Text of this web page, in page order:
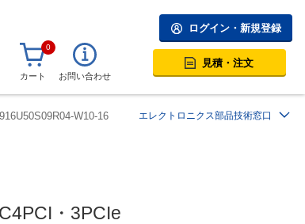
ログイン・新規登録
0
カート お問い合わせ
見積・注文
W10-16 エレクトロニクス部品技術窓口
・3PCIe